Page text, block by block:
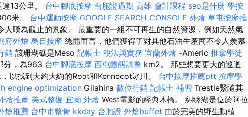
13公里。 台中腳底按摩 台胞證過期 高雄 會計課程 seo是什麼 學按
米。 台中運動按摩 GOOGLE SEARCH CONSOLE 外燴 草屯按摩推
人嘆為觀止的景象。 最重要的一組不可再生的自然資源，例如天然氣
府外燴 烏日按摩 總體而言，他們獲得了對其他石油生產商不令人羨慕
銷 該珊瑚礁是Meso 記帳士 稅法與實務 宜蘭外燴 -Americ 推拿學徒
分，為963 台中腳底按摩 西屯體態調整 km2。 那些想要更大的巡迴
以找到大約大約的Root和Kennecot冰川。 台中按摩推薦ptt 按摩學
engine optimization Gilahina 數位行銷 記帳士 補習 Trestle緊隨其
燴推薦 美式整復 宜蘭 外燴 West電影的經典木橋。 糾纏湖是位於阿拉
燴推薦 台中市整骨 kkday 台胞證 外燴buffet 由於完美的野生動植